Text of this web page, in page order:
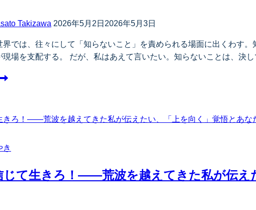
Takizawa 2026年5月2日 2026年5月3日
界では、往々にして「知らないこと」を責められる場面に出くわす
現場を支配する。 だが、私はあえて言いたい。知らないことは、決
き
じて生きろ！――荒波を越えてきた私が伝え